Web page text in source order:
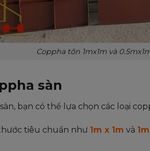
Coppha tôn 1mx1m và
sàn
bạn có thể lựa chọn các loại
tiêu chuẩn như 1m x 1m và